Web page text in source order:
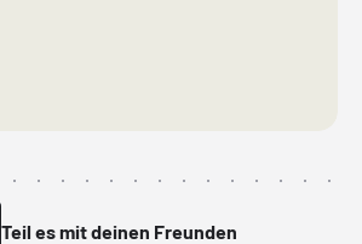
Teil es mit deinen Freunden